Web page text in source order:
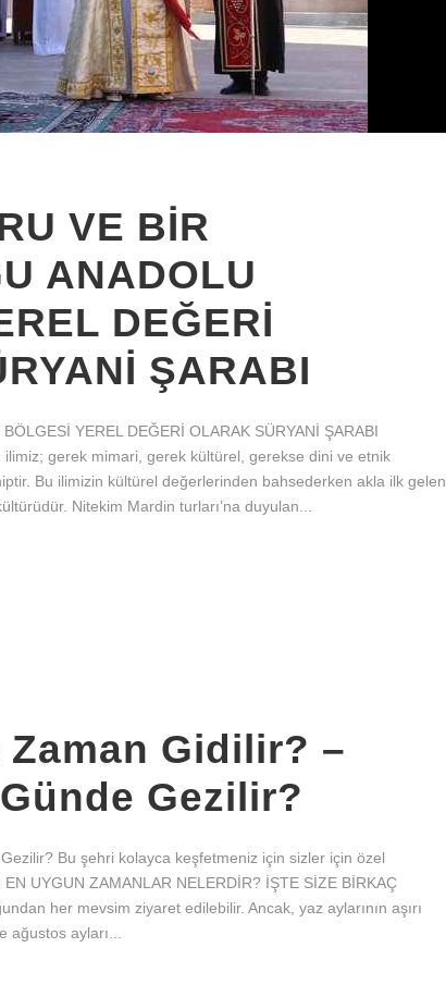
VE BİR
ANADOLU
DEĞERİ
ŞARABI
YEREL DEĞERİ OLARAK SÜRYANİ ŞARABI
gerek mimari, gerek kültürel, gerekse dini ve etnik
Bu ilimizin kültürel değerlerinden bahsederken akla ilk gelen
Nitekim Mardin turları’na duyulan...
Zaman Gidilir? –
Gezilir?
Bu şehri kolayca keşfetmeniz için sizler için özel
UYGUN ZAMANLAR NELERDİR? İŞTE SİZE BİRKAÇ
her mevsim ziyaret edilebilir. Ancak, yaz aylarının aşırı
ağustos ayları...